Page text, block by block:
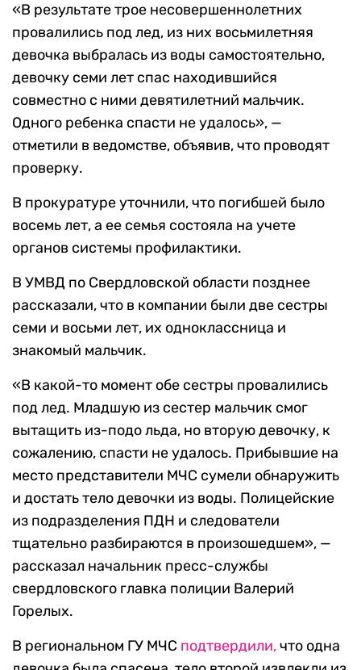
«В результате трое несовершеннолетних
провалились под лед, из них восьмилетняя
девочка выбралась из воды самостоятельно,
девочку семи лет спас находившийся
совместно с ними девятилетний мальчик.
Одного ребенка спасти не удалось», —
отметили в ведомстве, объявив, что проводят
проверку.
В прокуратуре уточнили, что погибшей было
восемь лет, а ее семья состояла на учете
органов системы профилактики.
В УМВД по Свердловской области позднее
рассказали, что в компании были две сестры
семи и восьми лет, их одноклассница и
знакомый мальчик.
«В какой-то момент обе сестры провалились
под лед. Младшую из сестер мальчик смог
вытащить из-подо льда, но вторую девочку, к
сожалению, спасти не удалось. Прибывшие на
место представители МЧС сумели обнаружить
и достать тело девочки из воды. Полицейские
из подразделения ПДН и следователи
тщательно разбираются в произошедшем», —
рассказал начальник пресс-службы
свердловского главка полиции Валерий
Горелых.
В региональном ГУ МЧС подтвердили,что одна